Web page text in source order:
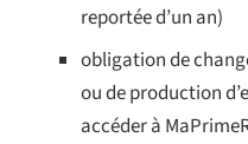
reportée d’un an)
obligation de
ou de production
accéder à